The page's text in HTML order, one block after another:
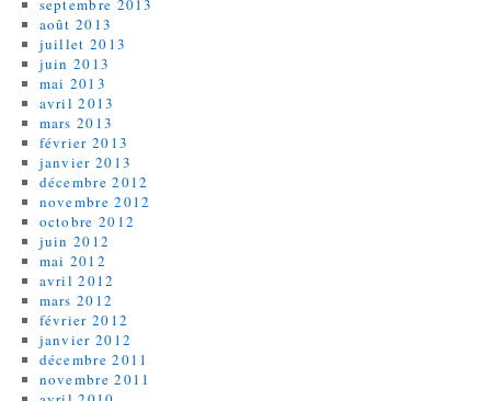
septembre 2013
août 2013
juillet 2013
juin 2013
mai 2013
avril 2013
mars 2013
février 2013
janvier 2013
décembre 2012
novembre 2012
octobre 2012
juin 2012
mai 2012
avril 2012
mars 2012
février 2012
janvier 2012
décembre 2011
novembre 2011